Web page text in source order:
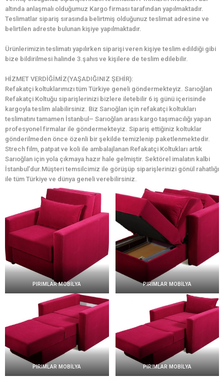
altında anlaşmalı olduğumuz Kargo firması tarafından yapılmaktadır.
Teslimatlar sipariş sırasında belirtmiş olduğunuz teslimat adresine ve
belirtilen adreste bulunan kişiye yapılmaktadır.
Ürünlerimizin teslimatı yapılırken siparişi veren kişiye teslim edildiği gibi
bize bildirilmesi halinde 3.şahıs ve kişilere de teslim edilebilir.
HİZMET VERDİĞİMİZ(YAŞADIĞINIZ ŞEHİR):
Refakatçi koltuklarımızı tüm Türkiye geneli göndermekteyiz. Sarıoğlan
Refakatçi Koltuğu siparişlerinizi bizlere iletebilir 6 iş günü içerisinde
kargoyla teslim alabilirsiniz. Biz Sarıoğlan için refakatçi koltukları
teslimatını tamamen İstanbul– Sarıoğlan arası kargo taşımacılığı yapan
profesyonel firmalar ile göndermekteyiz. Sipariş ettiğiniz koltuklar
gönderilmeden önce özenli bir şekilde temizlenip paketlenmektedir.
Strech film, patpat ve koli ile ambalajlanan Refakatçi Koltukları artık
Sarıoğlan için yola çıkmaya hazır hale gelmiştir. Sektörel imalatın kalbi
İstanbul’dur.Müşteri temsilcimiz ile görüşüp siparişlerinizi gönül rahatlığı
ile tüm Türkiye ve dünya geneli verebilirsiniz.
PIRIMLAR MOBİLYA PIRIMLAR MOBİLYA
PIRIMLAR MOBİLYA PIRIMLAR MOBİLYA